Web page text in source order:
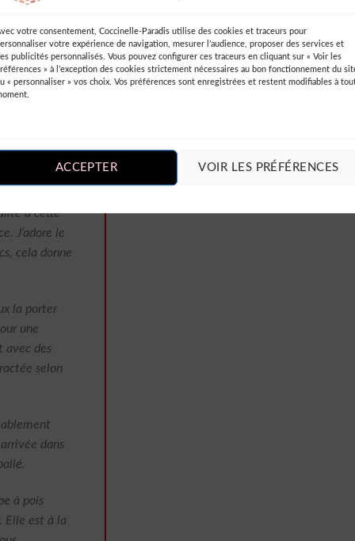
votre consentement, Coccinelle-Paradis utilise des cookies et traceurs pour
votre expérience de navigation, mesurer l’audience, proposer des services et
publicités personnalisés. Vous pouvez configurer ces traceurs en cliquant sur « Voir les
» à l’exception des cookies strictement nécessaires au bon fonctionnement du
« personnaliser » vos choix. Vos préférences sont enregistrées et restent modifiables à
ACCEPTER VOIR LES PRÉFÉRENCES
sur le
de mon
m’a
Le tissu
sont
mettant
à cette
J’adore le
cela donne
la porter
une
avec des
selon
dans
à pois
Elle est à la